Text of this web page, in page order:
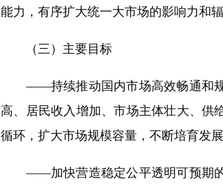
能力，有序扩大统一大市场的影响力和辐
（三）主要目标
——持续推动国内市场高效畅通和规
高、居民收入增加、市场主体壮大、供
循环，扩大市场规模容量，不断培育发
——加快营造稳定公平透明可预期的